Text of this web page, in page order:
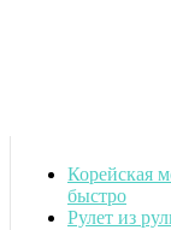
Корейская
быстро
Рулет из